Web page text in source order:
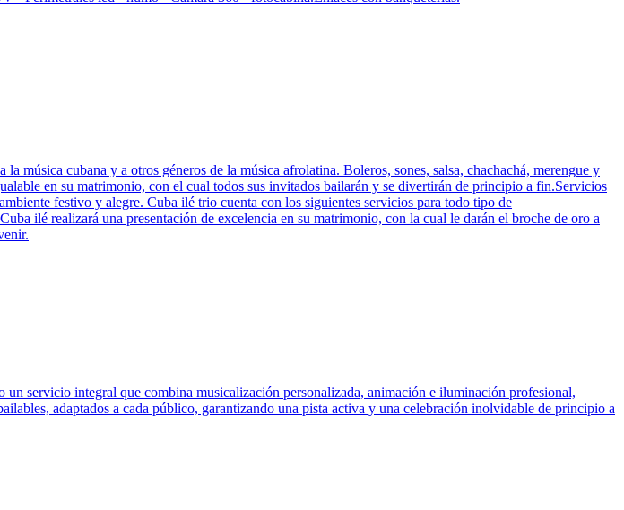
música cubana y a otros géneros de la música afrolatina. Boleros, sones, salsa, chachachá, merengue y
en su matrimonio, con el cual todos sus invitados bailarán y se divertirán de principio a fin.Servicios
festivo y alegre. Cuba ilé trio cuenta con los siguientes servicios para todo tipo de
ilé realizará una presentación de excelencia en su matrimonio, con la cual le darán el broche de oro a
servicio integral que combina musicalización personalizada, animación e iluminación profesional,
adaptados a cada público, garantizando una pista activa y una celebración inolvidable de principio a